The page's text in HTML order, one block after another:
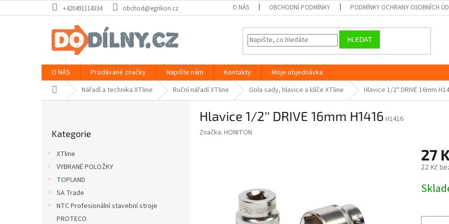
na
+420491114334 obchod@egrikon.cz O NÁS OBCHODNÍ PODMÍNKY PODMÍNKY OCHRANY OSOBNÍCH
HLEDAT
O NÁS Prodávané značky Napište nám Kontakty
Moje objednávka
Domů Nářadí a technika XTline Ruční nářadí XTline Gola sady, hlavice a klíče XTline Hlavice 1/2'' DRIVE 16mm
kategorie
Kategorie
XTline
VYBRANÉ POLOŽKY
TOPLAND
SA Trade
NTC Profesionální stavební stroje
PROTECO
Hlavice 1/2'' DRIVE 16mm H1416 H1416
Značka: HONITON
27
22 Kč
cena: